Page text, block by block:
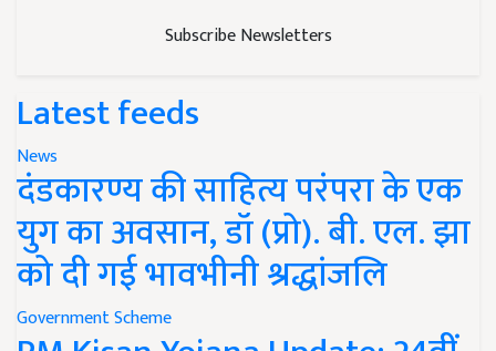
Subscribe Newsletters
Latest feeds
News
दंडकारण्य की साहित्य परंपरा के एक
युग का अवसान, डॉ (प्रो). बी. एल. झा
को दी गई भावभीनी श्रद्धांजलि
Government Scheme